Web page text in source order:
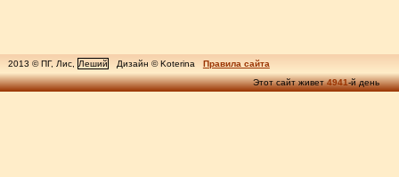
2013 © ПГ, Лис, Леший Дизайн © Koterina
Правила сайта
Этот сайт живет4941-й день